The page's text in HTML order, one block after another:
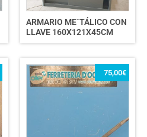
ARMARIO ME´TÁLICO CON
LLAVE 160X121X45CM
75,00€